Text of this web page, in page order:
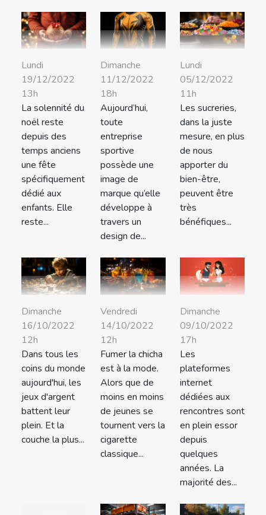
Lundi
19/12/2022
13h
La solennité du
noël reste
depuis des
temps anciens
une fête
spécifiquement
dédié aux
enfants. Elle
reste...
Dimanche
11/12/2022
18h
Aujourd’hui,
toute
entreprise
sportive
possède une
image de
marque qu’elle
développe à
travers un
design de...
Lundi
05/12/2022
11h
Les sucreries,
dans la juste
mesure, en plus
de nous
apporter du
bien-être,
peuvent être
très
bénéfiques...
Dimanche
16/10/2022
12h
Dans tous les
coins du monde
aujourd'hui, les
jeux d'argent
battent leur
plein. Et la
couche la plus...
Vendredi
14/10/2022
12h
Fumer la chicha
est à la mode.
Alors que de
moins en moins
de jeunes se
tournent vers la
cigarette
classique...
Dimanche
09/10/2022
17h
Les
plateformes
internet
dédiées aux
rencontres sont
en plein essor
depuis
quelques
années. La
majorité des...